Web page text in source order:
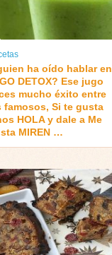
ha oído hablar en
DETOX? Ese jugo
mucho éxito entre
famosos, Si te gusta
HOLA y dale a Me
MIREN …